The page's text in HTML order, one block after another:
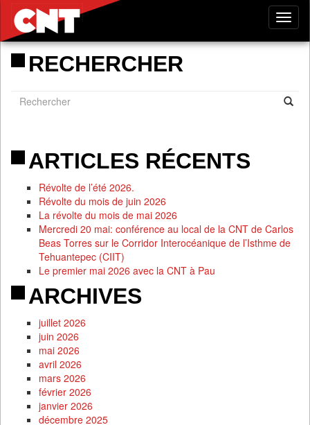
RECHERCHER
ARTICLES RÉCENTS
Révolte de l’été 2026.
Révolte du mois de juin 2026
La révolte du mois de mai 2026
Mercredi 20 mai: conférence au local de la CNT de Carlos
Beas Torres sur le Corridor Interocéanique de l’Isthme de
Tehuantepec (CIIT)
Le premier mai 2026 avec la CNT à Pau
ARCHIVES
juillet 2026
juin 2026
mai 2026
avril 2026
mars 2026
février 2026
janvier 2026
décembre 2025